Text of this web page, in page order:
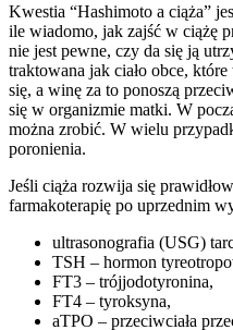
Kwestia “Hashimoto a ciąża”
ile wiadomo, jak zajść w ciążę
nie jest pewne, czy da się ją
traktowana jak ciało obce,
się, a winę za to ponoszą
się w organizmie matki. W
można zrobić. W wielu
poronienia.
Jeśli ciąża rozwija się
farmakoterapię po uprzednim
ultrasonografia (USG)
TSH – hormon
FT3 – trójjodotyronina,
FT4 – tyroksyna,
aTPO – przeciwciała